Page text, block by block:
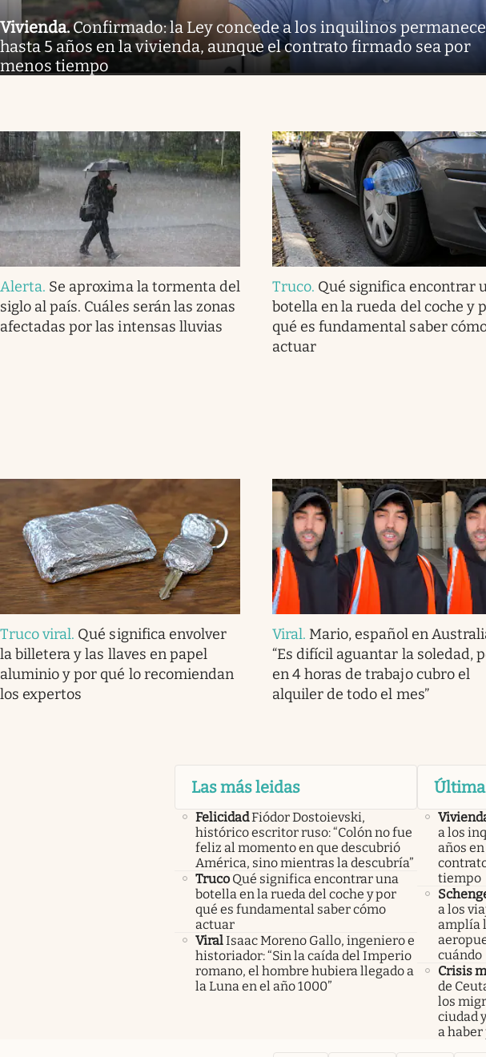
Vivienda.Confirmado: la Ley concede a los inquilinos
hasta 5 años en la vivienda, aunque el contrato firmado sea por
menos tiempo
Alerta. Se aproxima la tormenta del
siglo al país. Cuáles serán las zonas
afectadas por las intensas lluvias
Truco. Qué significa encontrar
botella en la rueda del coche y
qué es fundamental saber
actuar
Truco viral. Qué significa envolver
la billetera y las llaves en papel
aluminio y por qué lo recomiendan
los expertos
Viral. Mario, español en
“Es difícil aguantar la soledad,
en 4 horas de trabajo cubro el
alquiler de todo el mes”
Las más leidas
FelicidadFiódor Dostoievski,
histórico escritor ruso: “Colón no fue
feliz al momento en que descubrió
América, sino mientras la descubría”
Truco Qué significa encontrar una
botella en la rueda del coche y por
qué es fundamental saber cómo
actuar
ViralIsaac Moreno Gallo, ingeniero e
historiador: “Sin la caída del Imperio
romano, el hombre hubiera llegado a
la Luna en el año 1000”
a los
años
tiempo
a los
amplía
cuándo
Crisis
de
los
ciudad
a haber